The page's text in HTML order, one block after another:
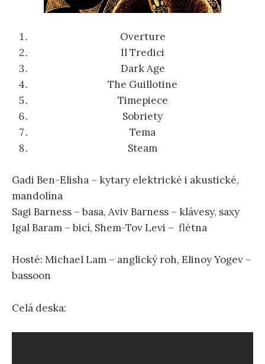
Overture
Il Tredici
Dark Age
The Guillotine
Timepiece
Sobriety
Tema
Steam
Gadi Ben-Elisha – kytary elektrické i akustické,
mandolína
Sagi Barness – basa, Aviv Barness – klávesy, saxy
Igal Baram – bicí, Shem-Tov Levi – flétna
Hosté: Michael Lam – anglický roh, Elinoy Yogev –
bassoon
Celá deska: